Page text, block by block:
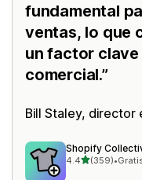
fundamental
ventas, lo que
un factor
comercial.
Bill Staley, director
Shopify
4.4de 5 estrellas
(359)
359 reseñas en
•